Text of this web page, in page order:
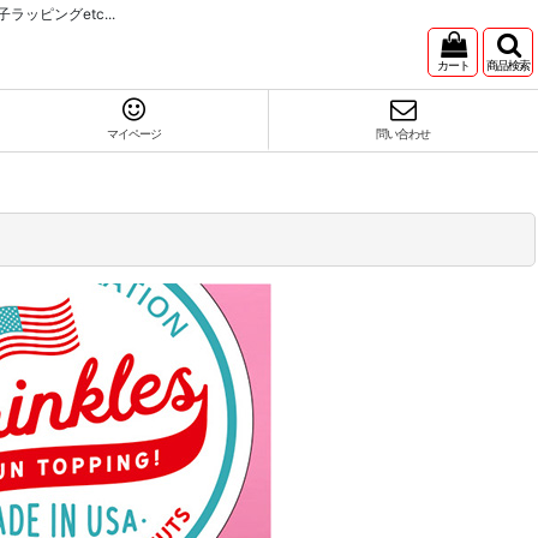
ラッピングetc...
カート 商品検索
マイページ 問い合わせ